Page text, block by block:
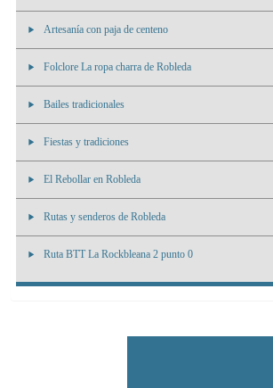
Artesanía con paja de centeno
Folclore La ropa charra de Robleda
Bailes tradicionales
Fiestas y tradiciones
El Rebollar en Robleda
Rutas y senderos de Robleda
Ruta BTT La Rockbleana 2 punto 0